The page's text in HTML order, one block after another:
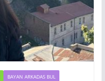
BAYAN ARKADAS BUL